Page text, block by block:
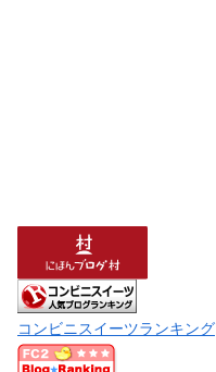
コンビニスイーツランキング